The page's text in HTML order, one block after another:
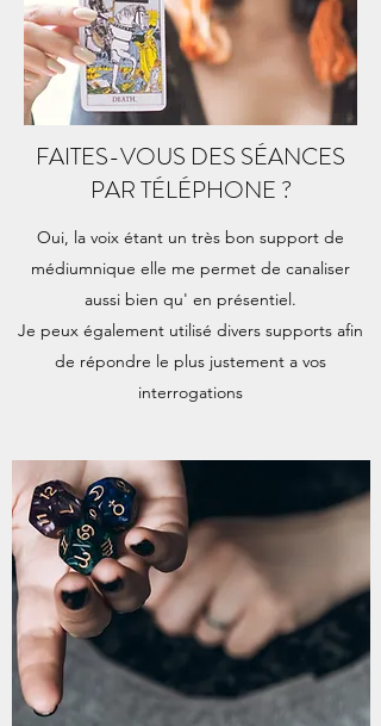
FAITES-VOUS DES SÉANCES
PAR TÉLÉPHONE ?
Oui, la voix étant un très bon support de
médiumnique elle me permet de canaliser
aussi bien qu' en présentiel.
Je peux également utilisé divers supports afin
de répondre le plus justement a vos
interrogations